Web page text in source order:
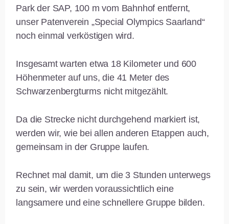
Park der SAP, 100 m vom Bahnhof entfernt,
unser Patenverein „Special Olympics Saarland“
noch einmal verköstigen wird.
Insgesamt warten etwa 18 Kilometer und 600
Höhenmeter auf uns, die 41 Meter des
Schwarzenbergturms nicht mitgezählt.
Da die Strecke nicht durchgehend markiert ist,
werden wir, wie bei allen anderen Etappen auch,
gemeinsam in der Gruppe laufen.
Rechnet mal damit, um die 3 Stunden unterwegs
zu sein, wir werden voraussichtlich eine
langsamere und eine schnellere Gruppe bilden.